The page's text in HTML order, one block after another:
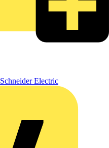
Schneider Electric